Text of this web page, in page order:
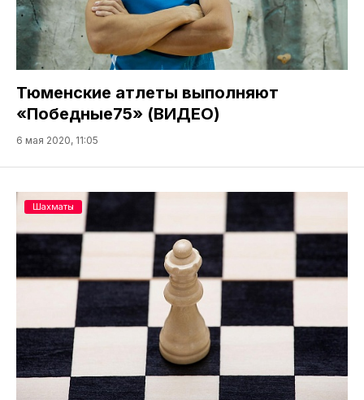
Тюменские атлеты выполняют
«Победные75» (ВИДЕО)
6 мая 2020, 11:05
Шахматы